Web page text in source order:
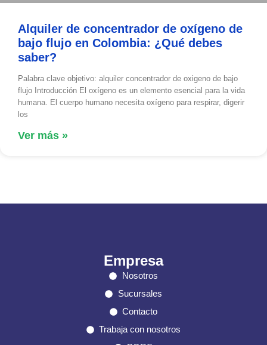
Alquiler de concentrador de oxígeno de
bajo flujo en Colombia: ¿Qué debes
saber?
Palabra clave objetivo: alquiler concentrador de oxigeno de bajo
flujo Introducción El oxígeno es un elemento esencial para la vida
humana. El cuerpo humano necesita oxígeno para respirar, digerir
los
Ver más »
Empresa
Nosotros
Sucursales
Contacto
Trabaja con nosotros